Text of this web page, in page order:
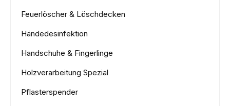
Feuerlöscher & Löschdecken
Händedesinfektion
Handschuhe & Fingerlinge
Holzverarbeitung Spezial
Pflasterspender